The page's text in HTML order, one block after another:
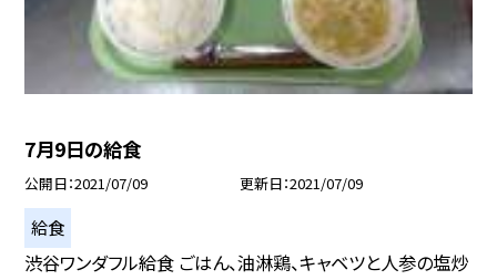
7月9日の給食
公開日 2021/07/09 更新日 2021/07/09
給食
渋谷ワンダフル給食 ごはん、油淋鶏、キャベツと人参の塩炒